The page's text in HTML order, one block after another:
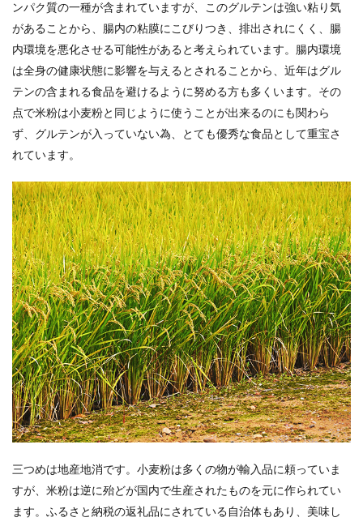
ンパク質の一種が含まれていますが、このグルテンは強い粘り気
があることから、腸内の粘膜にこびりつき、排出されにくく、腸
内環境を悪化させる可能性があると考えられています。腸内環境
は全身の健康状態に影響を与えるとされることから、近年はグル
テンの含まれる食品を避けるように努める方も多くいます。その
点で米粉は小麦粉と同じように使うことが出来るのにも関わら
ず、グルテンが入っていない為、とても優秀な食品として重宝さ
れています。
三つめは地産地消です。小麦粉は多くの物が輸入品に頼っていま
すが、米粉は逆に殆どが国内で生産されたものを元に作られてい
ます。ふるさと納税の返礼品にされている自治体もあり、美味し